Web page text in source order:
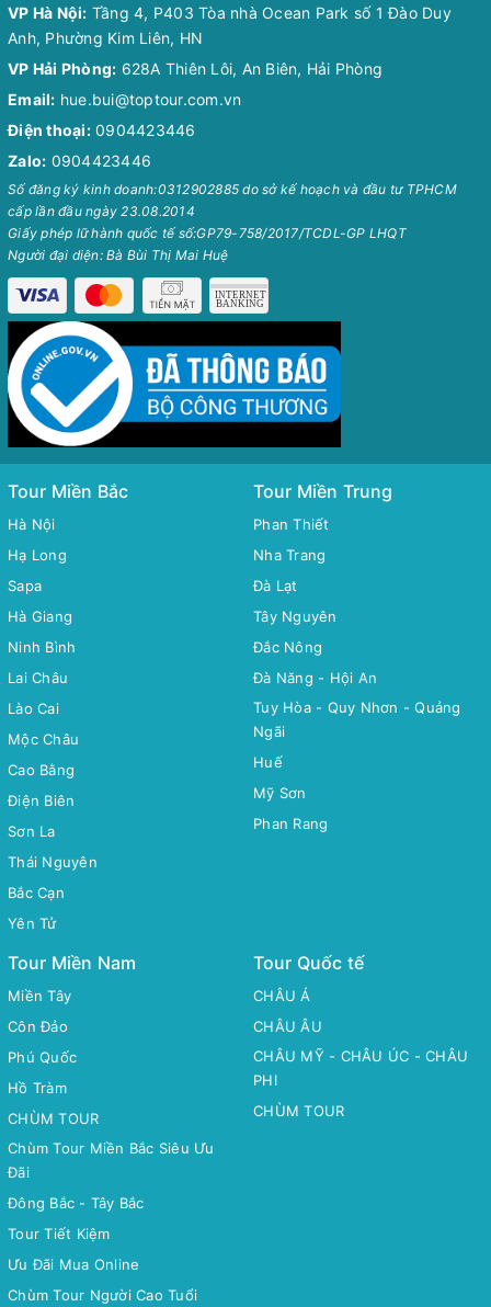
VP Hà Nội: Tầng 4, P403 Tòa nhà Ocean Park số 1 Đào Duy
Anh, Phường Kim Liên, HN
VP Hải Phòng: 628A Thiên Lôi, An Biên, Hải Phòng
Email: hue.bui@toptour.com.vn
Điện thoại: 0904423446
Zalo: 0904423446
Số đăng ký kinh doanh:0312902885 do sở kế hoạch và đầu tư TPHCM
cấp lần đầu ngày 23.08.2014
Giấy phép lữ hành quốc tế số:GP79-758/2017/TCDL-GP LHQT
Người đại diện: Bà Bùi Thị Mai Huệ
Tour Miền Bắc
Hà Nội
Hạ Long
Sapa
Hà Giang
Ninh Bình
Lai Châu
Lào Cai
Mộc Châu
Cao Bằng
Điện Biên
Sơn La
Thái Nguyên
Bắc Cạn
Yên Tử
Tour Miền Trung
Phan Thiết
Nha Trang
Đà Lạt
Tây Nguyên
Đắc Nông
Đà Năng - Hội An
Tuy Hòa - Quy Nhơn - Quảng
Ngãi
Huế
Mỹ Sơn
Phan Rang
Tour Miền Nam
Miền Tây
Côn Đảo
Phú Quốc
Hồ Tràm
CHÙM TOUR
Chùm Tour Miền Bắc Siêu Ưu
Đãi
Đông Bắc - Tây Bắc
Tour Tiết Kiệm
Ưu Đãi Mua Online
Chùm Tour Người Cao Tuổi
Tour Quốc tế
CHÂU Á
CHÂU ÂU
CHÂU MỸ - CHÂU ÚC - CHÂU
PHI
CHÙM TOUR